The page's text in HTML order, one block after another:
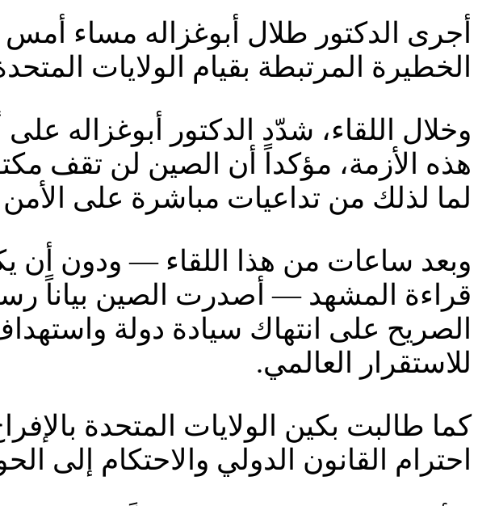
الخطيرة المرتبطة بقيام الولايات
وخلال اللقاء، شدّد الدكتور أبوغزاله
هذه الأزمة، مؤكداً أن الصين لن تقف
لما لذلك من تداعيات مباشرة على الأمن
وبعد ساعات من هذا اللقاء — ودون أن
قراءة المشهد — أصدرت الصين بياناً
الصريح على انتهاك سيادة دولة
للاستقرار العالمي.
كما طالبت بكين الولايات المتحدة
احترام القانون الدولي والاحتكام إلى